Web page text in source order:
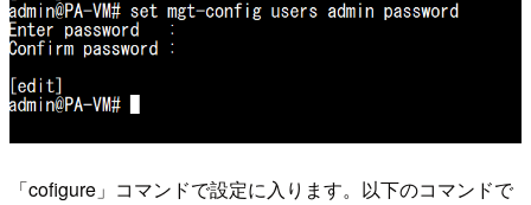
「cofigure」コマンドで設定に入ります。以下のコマンドで